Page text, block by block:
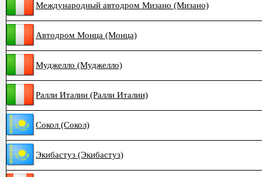
Международный автодром Мизано (Мизано)
Автодром Монца (Монца)
Муджелло (Муджелло)
Ралли Италии (Ралли Италии)
Сокол (Сокол)
Экибастуз (Экибастуз)